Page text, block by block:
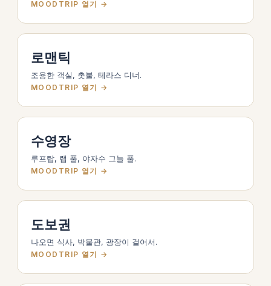
MOODTRIP 열기 →
로맨틱
조용한 객실, 촛불, 테라스 디너.
MOODTRIP 열기 →
수영장
루프탑, 랩 풀, 야자수 그늘 풀.
MOODTRIP 열기 →
도보권
나오면 식사, 박물관, 광장이 걸어서.
MOODTRIP 열기 →